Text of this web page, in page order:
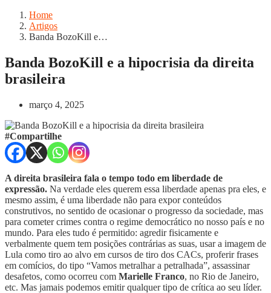
Home
Artigos
Banda BozoKill e…
Banda BozoKill e a hipocrisia da direita
brasileira
março 4, 2025
#Compartilhe
A direita brasileira fala o tempo todo em liberdade de
expressão. Na verdade eles querem essa liberdade apenas pra eles, e
mesmo assim, é uma liberdade não para expor conteúdos
construtivos, no sentido de ocasionar o progresso da sociedade, mas
para cometer crimes contra o regime democrático no nosso país e no
mundo. Para eles tudo é permitido: agredir fisicamente e
verbalmente quem tem posições contrárias as suas, usar a imagem de
Lula como tiro ao alvo em cursos de tiro dos CACs, proferir frases
em comícios, do tipo “Vamos metralhar a petralhada”, assassinar
desafetos, como ocorreu com Marielle Franco, no Rio de Janeiro,
etc. Mas jamais podemos emitir qualquer tipo de crítica ao seu líder.